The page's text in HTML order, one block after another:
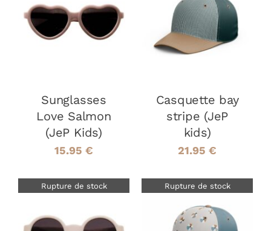
DÉTAILS
Sunglasses
Love Salmon
(JeP Kids)
15.95 €
DÉTAILS
Casquette bay
stripe (JeP
kids)
21.95 €
Rupture de stock Rupture de stock